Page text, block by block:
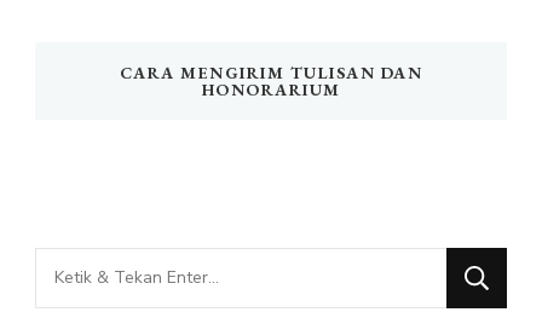
CARA MENGIRIM TULISAN DAN
HONORARIUM
Mencari
Sesuatu?